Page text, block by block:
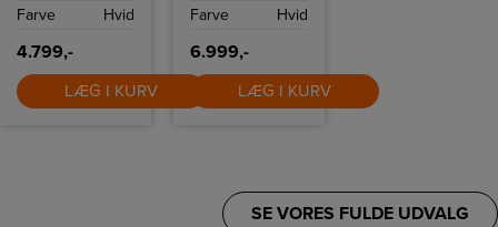
FreshCare holder
soft opening
samt udskudt
start øger
komforten.
Farve
Hvid
4.799,-
LÆG I KURV
Farve
Hvid
6.999,-
LÆG I KURV
SE VORES FULDE UDVALG